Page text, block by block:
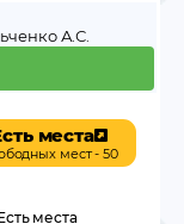
А.С.
места
мест - 50
места